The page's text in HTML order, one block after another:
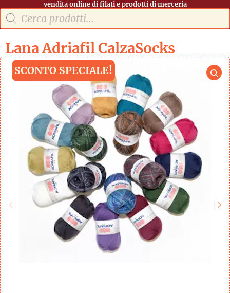
vendita online di filati e prodotti di merceria
Lana Adriafil CalzaSocks
SCONTO SPECIALE!